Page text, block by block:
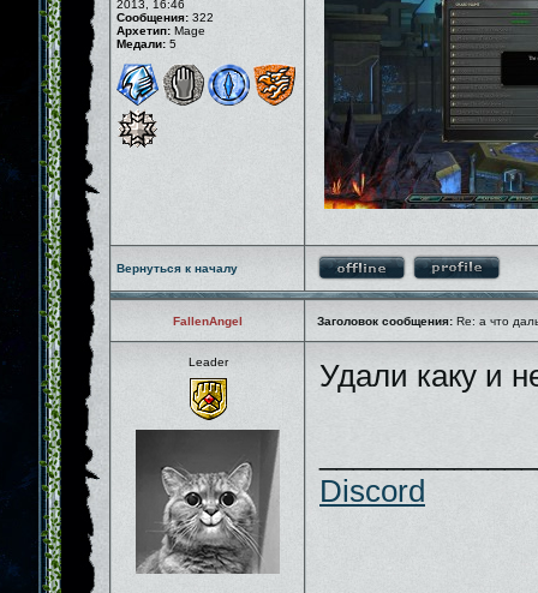
2013, 16:46
Сообщения: 322
Архетип: Mage
Медали: 5
Вернуться к началу
FallenAngel Заголовок сообщения: Re: а что
Leader Удали каку и
Discord